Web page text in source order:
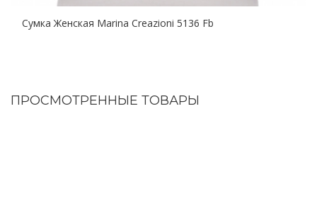
Сумка Женская Marina Creazioni 5136 Fb
ПРОСМОТРЕННЫЕ ТОВАРЫ